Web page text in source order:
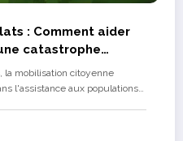
: Comment aider
catastrophe
la mobilisation citoyenne
l'assistance aux populations…